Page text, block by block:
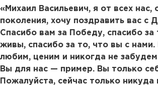
«Михаил Васильевич, я от всех нас,
поколения, хочу поздравить вас с
Спасибо вам за Победу, спасибо за
живы, спасибо за то, что вы с
любим, ценим и никогда не
Вы для нас — пример. Вы только
Пожалуйста, сейчас только никуда